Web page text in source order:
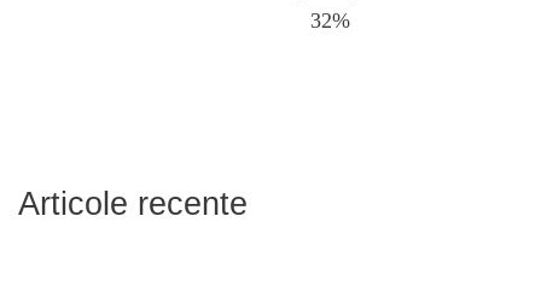
32%
Articole recente